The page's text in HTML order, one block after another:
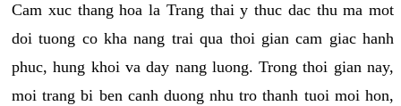
Cam xuc thang hoa la Trang thai y thuc dac thu ma mot
doi tuong co kha nang trai qua thoi gian cam giac hanh
phuc, hung khoi va day nang luong. Trong thoi gian nay,
moi trang bi ben canh duong nhu tro thanh tuoi moi hon,